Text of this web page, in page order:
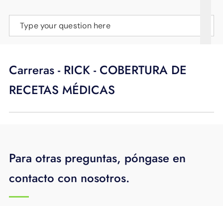
Type your question here
Carreras - RICK - COBERTURA DE
RECETAS MÉDICAS
Para otras preguntas, póngase en
contacto con nosotros.